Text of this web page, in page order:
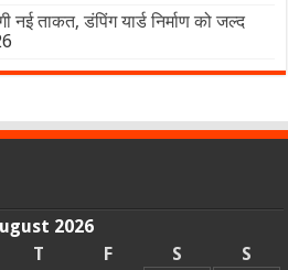
नई ताकत, डंपिंग यार्ड निर्माण को जल्द
2026
T F S
S